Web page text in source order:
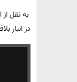
به نقل
در انبار